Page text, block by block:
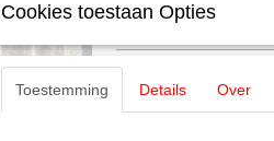
Specificaties
Productcode leverancier
Omschrijving
Cookies toestaan Opties
Toestemming Details Over